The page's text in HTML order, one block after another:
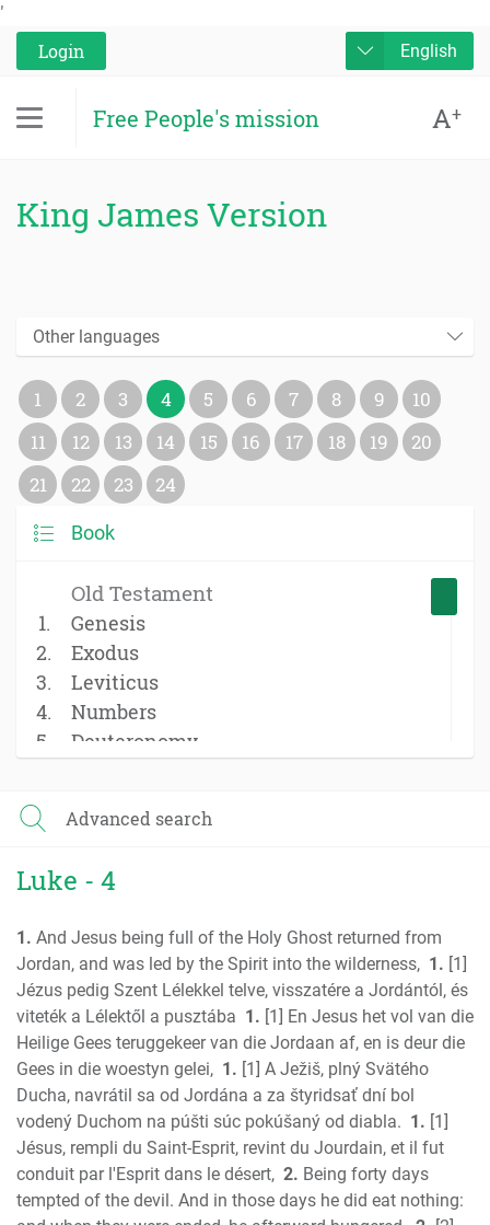
'
Login
English
Free People's mission A+
King James Version
Other languages
1 2 3 4 5 6 7 8 9
10
11
12 13 14 15 16 17 18 19
20
21
22 23 24
Book
Old Testament
Genesis
Exodus
Leviticus
Numbers
Deuteronomy
Ruth
2 Samuel
2 Kings
1 Chronicles
2 Chronicles
Ezra
Nehemiah
Esther
Job
Psalms
Proverbs
Ecclesiastes
Advanced search
Luke - 4
1. And Jesus being full of the Holy Ghost returned from
Jordan, and was led by the Spirit into the wilderness, 1. [1]
Jézus pedig Szent Lélekkel telve, visszatére a Jordántól, és
viteték a Lélektől a pusztába 1. [1] En Jesus het vol van die
Heilige Gees teruggekeer van die Jordaan af, en is deur die
Gees in die woestyn gelei, 1. [1] A Ježiš, plný Svätého
Ducha, navrátil sa od Jordána a za štyridsať dní bol
vodený Duchom na púšti súc pokúšaný od diabla. 1. [1]
Jésus, rempli du Saint-Esprit, revint du Jourdain, et il fut
conduit par l'Esprit dans le désert, 2. Being forty days
tempted of the devil. And in those days he did eat nothing: